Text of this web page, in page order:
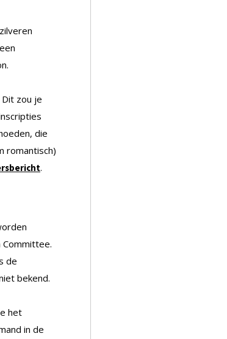
zou je
die
romantisch)
.
de
bekend.
het
in de